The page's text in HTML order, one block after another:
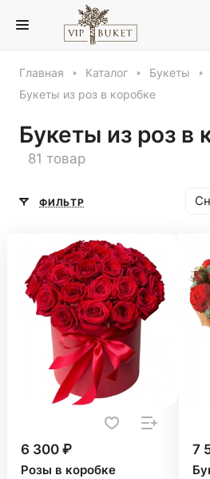
Главная Каталог Букеты
Букеты из роз в коробке
Букеты из роз в
81 товар
ФИЛЬТР
6 300 ₽
Розы в коробке
7